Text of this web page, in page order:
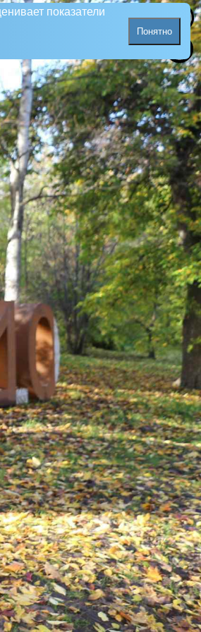
показатели
Понятно